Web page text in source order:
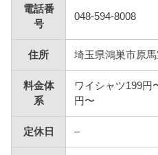
電話番
号
048-594-8008
住所 埼玉県鴻巣市原
料金体
系
ワイシャツ199円
円〜
定休日 –